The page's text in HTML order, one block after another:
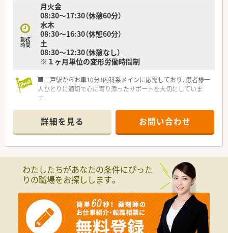
勤務
時間
月火金
08:30～17:30（休憩60分）
水木
08:30～16:30（休憩60分）
土
08:30～12:30（休憩なし）
※１ヶ月単位の変形労働時間制
■二戸駅からお車10分！内科系メインに応需しており、患者様一
人ひとりに適切で心に寄り添ったサポートを大切にしていま
す。
地に店舗展開をしているチェーン薬局様です。平成11年の創業
より、門前ドクターとの連携を重視していらっしゃいます。
■お子様のいらっしゃる方が働きやすいように時間単位の時間
有給制度や子育て支援制度のご用意があります。ライフスタイ
■幅広い年代の方が活躍されており、子育て世代の方もご活躍さ
れています。
詳細を見る お問い合わせ
わたしたちがあなたの条件にぴった
りの職場をお探しします。